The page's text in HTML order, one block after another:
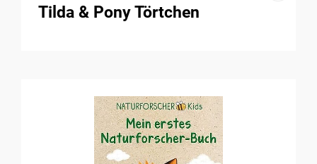
Tilda & Pony Törtchen